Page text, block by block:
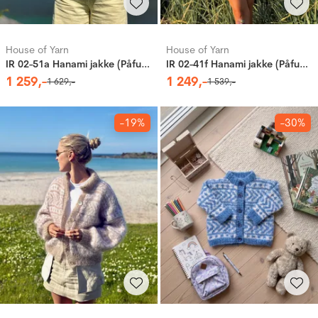
House of Yarn
IR 02-51a Hanami jakke (Påfugl in Paris & Caness)
1 259,-1 629,-
House of Yarn
IR 02-41f Hanami jakke (Påfugl in Paris)
1 249,-1 539,-
-19% -30%